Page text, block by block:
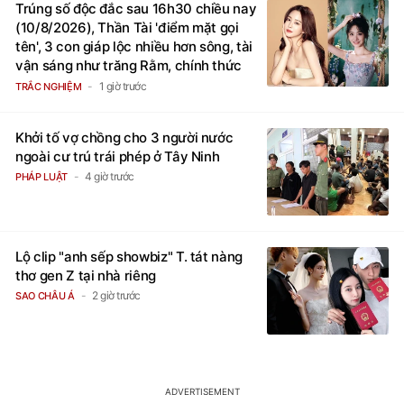
(10/8/2026), Thần Tài 'điểm mặt gọi
tên', 3 con giáp lộc nhiều hơn sông, tài
vận sáng như trăng Rằm, chính thức
hết khổ
TRẮC NGHIỆM 1 giờ trước
ngoài cư trú trái phép ở Tây Ninh
PHÁP LUẬT 4 giờ trước
thơ gen Z tại nhà riêng
SAO CHÂU Á 2 giờ trước